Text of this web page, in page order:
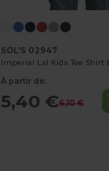
SOL'S 02947
À partir de:
5,40 €6,10 €